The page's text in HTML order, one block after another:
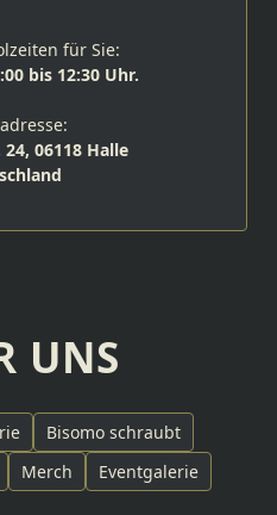
für Sie:
bis 12:30 Uhr.
06118 Halle
UNS
Bisomo schraubt
Merch Eventgalerie